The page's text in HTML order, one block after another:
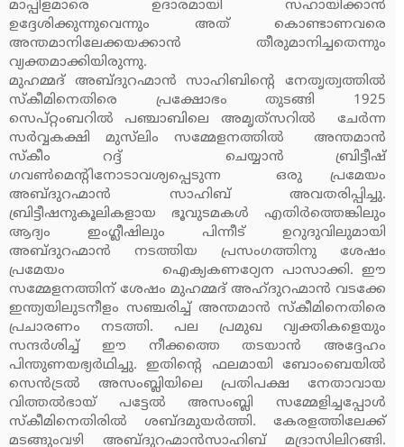
മാപ്പിളമാരെ ഉദാരമായി സഹായിക്കാന്‍
ഉദ്ദേശിക്കുന്നുവെന്നും അത് കൊണ്ടാണവരെ
അന്തമാനിലേക്കയക്കാന്‍ തീരുമാനിച്ചതെന്നും
വ്യക്തമാക്കിയിരുന്നു.
മുഹമ്മദ് അബ്ദുറഹ്മാന്‍ സാഹിബിന്റെ നേതൃത്വത്തില്‍
സ്‌കീമിനെതിരെ പ്രക്ഷോഭം തുടങ്ങി 1925
സെപ്റ്റംബറില്‍ പഞ്ചാബിലെ അമൃത്‌സറില്‍ ചേര്‍ന്ന
സര്‍വ്വകക്ഷി മുസ്‌ലിം സമ്മേളനത്തില്‍ അന്തമാന്‍
സ്‌കീം റദ്ദ് ചെയ്യാന്‍ ബ്രിട്ടീഷ്
ഗവണ്‍മെന്റിനോടാവശ്യപ്പെടുന്ന ഒരു പ്രമേയം
അബ്ദുറഹ്മാന്‍ സാഹിബ് അവതരിപ്പിച്ചു.
ബ്രിട്ടീഷനുകൂലികളായ ഭൂവുടമകള്‍ എതിര്‍ത്തെങ്കിലും
ആദ്യം ഇംഗ്ലീഷിലും പിന്നീട് ഉറുദുവിലുമായി
അബ്ദുറഹ്മാന്‍ നടത്തിയ പ്രസംഗത്തിനു ശേഷം
പ്രമേയം ഐക്യകണഠ്യേന പാസാക്കി. ഈ
സമ്മേളനത്തിന് ശേഷം മുഹമ്മദ് അഹ്ദുറഹ്മാന്‍ വടക്കേ
ഇന്ത്യയിലുടനീളം സഞ്ചരിച്ച് അന്തമാന്‍ സ്‌കീമിനെതിരെ
പ്രചാരണം നടത്തി. പല പ്രമുഖ വ്യക്തികളെയും
സന്ദര്‍ശിച്ച് ഈ നീക്കത്തെ തടയാന്‍ അദ്ദേഹം
പിന്തുണയഭ്യര്‍ഥിച്ചു. ഇതിന്റെ ഫലമായി ബോംബെയില്‍
സെന്‍ട്രല്‍ അസംബ്ലിയിലെ പ്രതിപക്ഷ നേതാവായ
വിത്തല്‍ഭായ് പട്ടേല്‍ അസംബ്ലി സമ്മേളിച്ചപ്പോള്‍
സ്‌കീമിനെതിരില്‍ ശബ്ദമുയര്‍ത്തി. കേരളത്തിലേക്ക്
മടങ്ങുംവഴി അബ്ദുറഹ്മാന്‍സാഹിബ് മദ്രാസിലിറങ്ങി.